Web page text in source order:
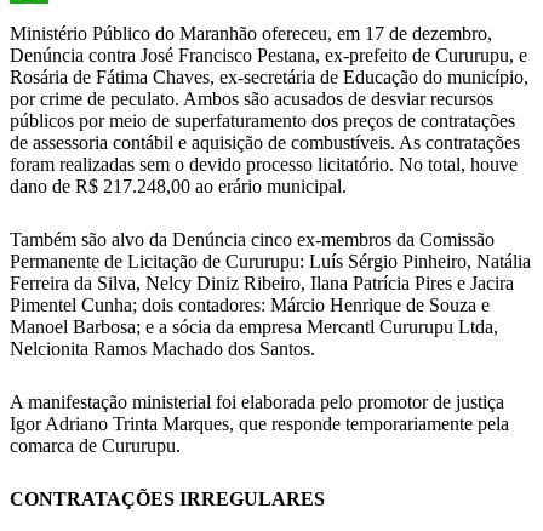
WhatsApp
Ministério Público do Maranhão ofereceu, em 17 de dezembro,
Denúncia contra José Francisco Pestana, ex-prefeito de Cururupu, e
Rosária de Fátima Chaves, ex-secretária de Educação do município,
por crime de peculato. Ambos são acusados de desviar recursos
públicos por meio de superfaturamento dos preços de contratações
de assessoria contábil e aquisição de combustíveis. As contratações
foram realizadas sem o devido processo licitatório. No total, houve
dano de R$ 217.248,00 ao erário municipal.
Também são alvo da Denúncia cinco ex-membros da Comissão
Permanente de Licitação de Cururupu: Luís Sérgio Pinheiro, Natália
Ferreira da Silva, Nelcy Diniz Ribeiro, Ilana Patrícia Pires e Jacira
Pimentel Cunha; dois contadores: Márcio Henrique de Souza e
Manoel Barbosa; e a sócia da empresa Mercantl Cururupu Ltda,
Nelcionita Ramos Machado dos Santos.
A manifestação ministerial foi elaborada pelo promotor de justiça
Igor Adriano Trinta Marques, que responde temporariamente pela
comarca de Cururupu.
CONTRATAÇÕES IRREGULARES